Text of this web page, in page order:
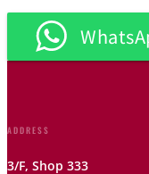
ADDRESS
3/F, Shop 333